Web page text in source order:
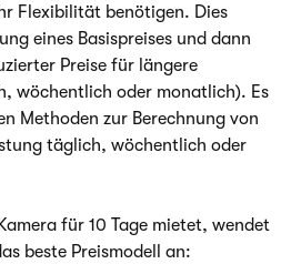
Flexibilität benötigen. Dies
eines Basispreises und dann
Preise für längere
wöchentlich oder monatlich). Es
Methoden zur Berechnung von
täglich, wöchentlich oder
für 10 Tage mietet, wendet
beste Preismodell an: